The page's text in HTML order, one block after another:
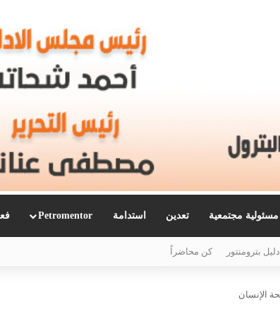
مسئولية مجتمعية تعدين استدامة Petromentor
دليل بترومنتور كن محاضراً